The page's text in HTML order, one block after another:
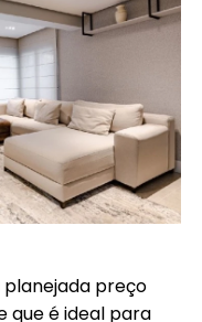
preço
que é ideal para